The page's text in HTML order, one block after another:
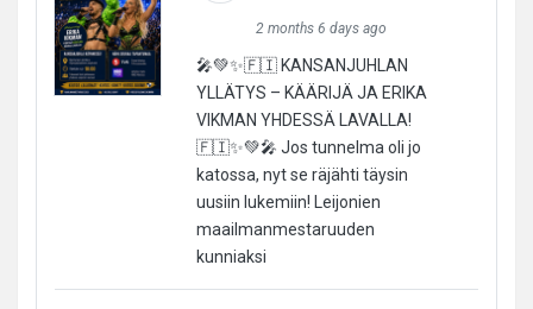
2 months 6 days ago
🎤💚✨🇫🇮 KANSANJUHLAN
YLLÄTYS – KÄÄRIJÄ JA ERIKA
VIKMAN YHDESSÄ LAVALLA!
🇫🇮✨💚🎤 Jos tunnelma oli jo
katossa, nyt se räjähti täysin
uusiin lukemiin! Leijonien
maailmanmestaruuden
kunniaksi